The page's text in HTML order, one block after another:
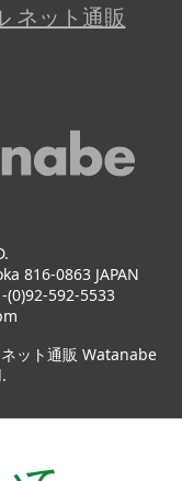
ネット通販
816-0863 JAPAN
(0)92-592-5533
ット通販 Watanabe